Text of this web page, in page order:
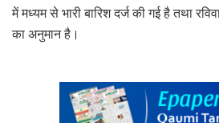
में मध्यम से भारी बारिश दर्ज की गई है तथा
का अनुमान है।